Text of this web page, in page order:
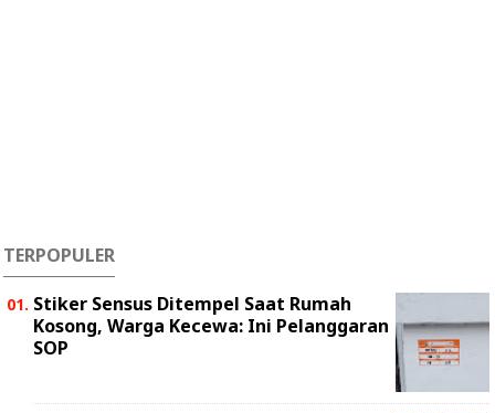
TERPOPULER
Stiker Sensus Ditempel Saat Rumah
Kosong, Warga Kecewa: Ini Pelanggaran
SOP